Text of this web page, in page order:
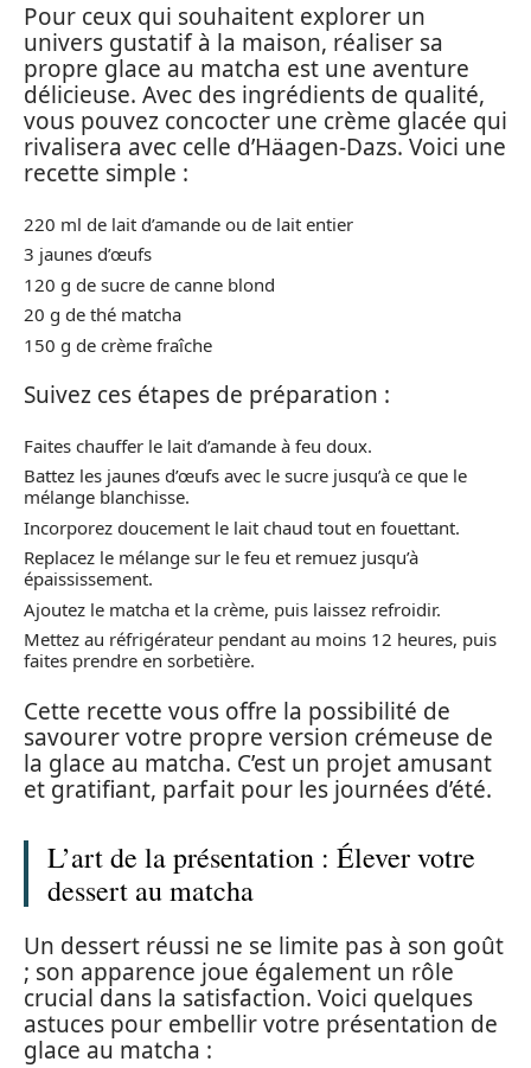
Pour ceux qui souhaitent explorer un
univers gustatif à la maison, réaliser sa
propre glace au matcha est une aventure
délicieuse. Avec des ingrédients de qualité,
vous pouvez concocter une crème glacée qui
rivalisera avec celle d’Häagen-Dazs. Voici une
recette simple :
220 ml de lait d’amande ou de lait entier
3 jaunes d’œufs
120 g de sucre de canne blond
20 g de thé matcha
150 g de crème fraîche
Suivez ces étapes de préparation :
Faites chauffer le lait d’amande à feu doux.
Battez les jaunes d’œufs avec le sucre jusqu’à ce que le
mélange blanchisse.
Incorporez doucement le lait chaud tout en fouettant.
Replacez le mélange sur le feu et remuez jusqu’à
épaississement.
Ajoutez le matcha et la crème, puis laissez refroidir.
Mettez au réfrigérateur pendant au moins 12 heures, puis
faites prendre en sorbetière.
Cette recette vous offre la possibilité de
savourer votre propre version crémeuse de
la glace au matcha. C’est un projet amusant
et gratifiant, parfait pour les journées d’été.
L’art de la présentation : Élever votre
dessert au matcha
Un dessert réussi ne se limite pas à son goût
; son apparence joue également un rôle
crucial dans la satisfaction. Voici quelques
astuces pour embellir votre présentation de
glace au matcha :